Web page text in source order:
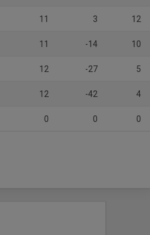
11 3 12
11 -14 10
12 -27 5
12 -42 4
0 0 0